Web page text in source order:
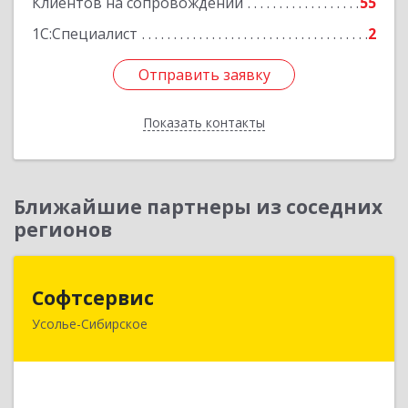
1С:Специалист
2
Отправить заявку
Показать контакты
Отправить заявку
Назад
Ближайшие партнеры из соседних
регионов
Софтсервис
Усолье-Сибирское
665451, Иркутская обл, Усолье-Сибирское г,